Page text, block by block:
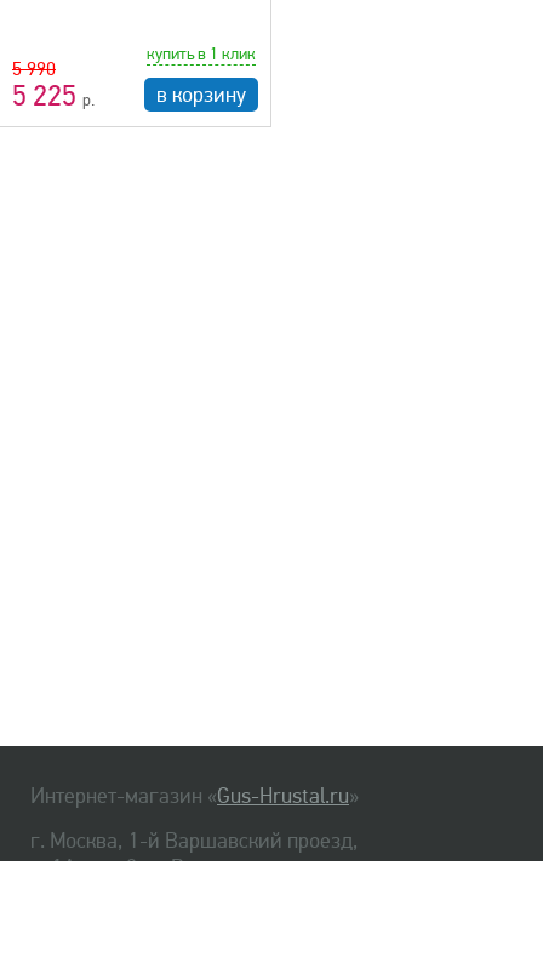
5 990
5 225
купить в 1 клик
в корзину
Интернет-магазин «Gus-Hrustal.ru»
г. Москва, 1-й Варшавский проезд,
д. 1А, стр. 3, м. Варшавская